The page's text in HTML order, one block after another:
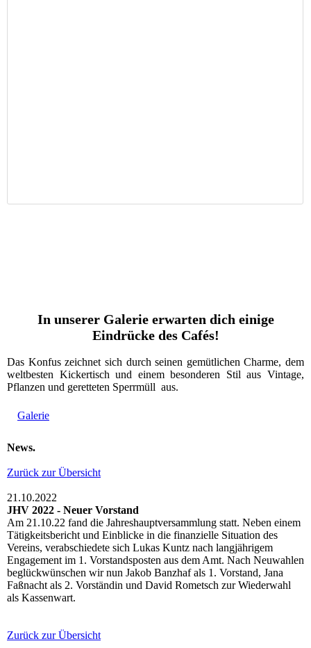
In unserer Galerie erwarten dich einige
Eindrücke des Cafés!
Das Konfus zeichnet sich durch seinen gemütlichen Charme, dem
weltbesten Kickertisch und einem besonderen Stil aus Vintage,
Pflanzen und geretteten Sperrmüll aus.
Galerie
News.
Zurück zur Übersicht
21.10.2022
JHV 2022 - Neuer Vorstand
Am 21.10.22 fand die Jahreshauptversammlung statt. Neben einem
Tätigkeitsbericht und Einblicke in die finanzielle Situation des
Vereins, verabschiedete sich Lukas Kuntz nach langjährigem
Engagement im 1. Vorstandsposten aus dem Amt. Nach Neuwahlen
beglückwünschen wir nun Jakob Banzhaf als 1. Vorstand, Jana
Faßnacht als 2. Vorständin und David Rometsch zur Wiederwahl
als Kassenwart.
Zurück zur Übersicht